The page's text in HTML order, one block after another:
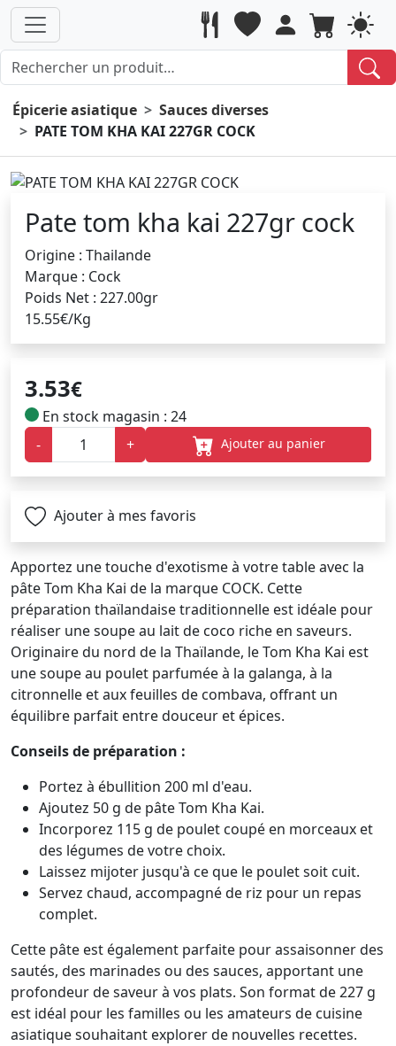
Épicerie asiatique
Sauces diverses
PATE TOM KHA KAI 227GR COCK
Pate tom kha kai 227gr cock
Origine : Thailande
Marque : Cock
Poids Net : 227.00gr
15.55€/Kg
3.53€
En stock magasin : 24
-
+ Ajouter au panier
Ajouter à mes favoris
Apportez une touche d'exotisme à votre table avec la
pâte Tom Kha Kai de la marque COCK. Cette
préparation thaïlandaise traditionnelle est idéale pour
réaliser une soupe au lait de coco riche en saveurs.
Originaire du nord de la Thaïlande, le Tom Kha Kai est
une soupe au poulet parfumée à la galanga, à la
citronnelle et aux feuilles de combava, offrant un
équilibre parfait entre douceur et épices.
Conseils de préparation :
Portez à ébullition 200 ml d'eau.
Ajoutez 50 g de pâte Tom Kha Kai.
Incorporez 115 g de poulet coupé en morceaux et
des légumes de votre choix.
Laissez mijoter jusqu'à ce que le poulet soit cuit.
Servez chaud, accompagné de riz pour un repas
complet.
Cette pâte est également parfaite pour assaisonner des
sautés, des marinades ou des sauces, apportant une
profondeur de saveur à vos plats. Son format de 227 g
est idéal pour les familles ou les amateurs de cuisine
asiatique souhaitant explorer de nouvelles recettes.